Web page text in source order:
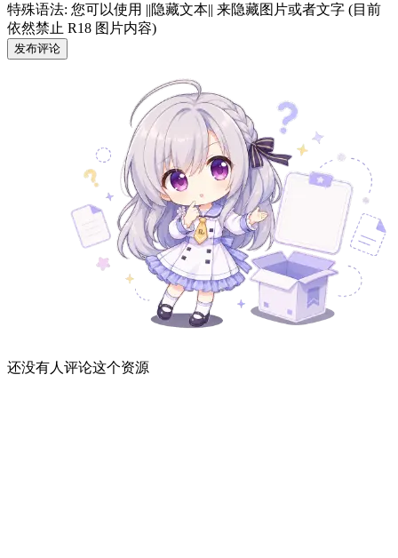
特殊语法: 您可以使用 ||隐藏文本|| 来隐藏图片或者文字 (目前
依然禁止 R18 图片内容)
发布评论
还没有人评论这个资源